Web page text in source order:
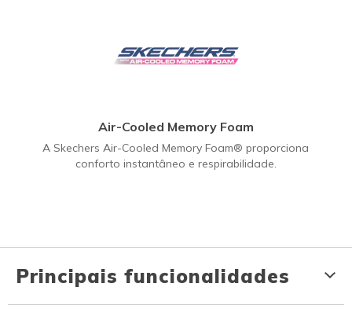
Air-Cooled Memory Foam
A Skechers Air-Cooled Memory Foam® proporciona
conforto instantâneo e respirabilidade.
Principais funcionalidades